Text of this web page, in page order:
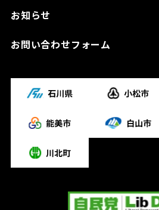
お知らせ
お問い合わせフォーム